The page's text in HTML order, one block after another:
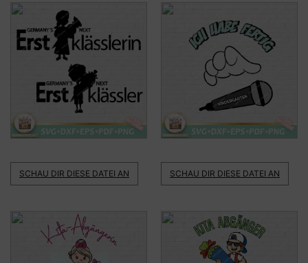
SCHAU DIR DIESE DATEI AN SCHAU DIR DIESE DATEI AN